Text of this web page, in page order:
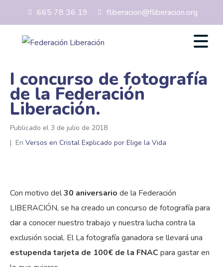
665 78 36 19 fliberacion@fliberacion.org
I concurso de fotografía
de la Federación
Liberación.
Publicado el 3 de julio de 2018
En Versos en Cristal Explicado por Elige la Vida
Con motivo del30 aniversario de la Federación
LIBERACIÓN, se ha creado un concurso de fotografía para
dar a conocer nuestro trabajo y nuestra lucha contra la
exclusión social. El La fotografía ganadora se llevará una
estupenda tarjeta de 100€ de la FNACpara gastar en